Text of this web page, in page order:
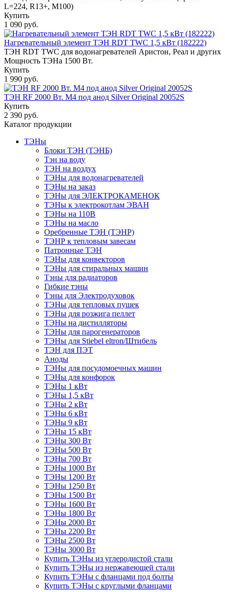
L=224, R13+, M100)
Купить
1 090 руб.
Нагревательный элемент ТЭН RDT TWC 1,5 кВт (182222)
ТЭН RDT TWC для водонагревателей Аристон, Реал и других
Мощность ТЭНа 1500 Вт.
Купить
1 990 руб.
ТЭН RF 2000 Вт. M4 под анод Silver Original 20052S
Купить
2 390 руб.
Каталог продукции
ТЭНы
Блоки ТЭН (ТЭНБ)
Тэн на воду
ТЭН на воздух
ТЭНы для водонагревателей
ТЭНы на заказ
ТЭНы для ЭЛЕКТРОКАМЕНОК
ТЭНы к электрокотлам ЭВАН
ТЭНы на 110В
ТЭНы на масло
Оребренные ТЭН (ТЭНР)
ТЭНР к тепловым завесам
Патронные ТЭН
ТЭНы для конвекторов
ТЭНы для стиральных машин
Тэны для радиаторов
Гибкие тэны
Тэны для Электродуховок
ТЭНы для тепловых пушек
ТЭНы для розжига пеллет
ТЭНы на дистилляторы
ТЭНы для парогенераторов
ТЭНы для Stiebel eltron/Штибель
ТЭН для ПЭТ
Аноды
ТЭНы для посудомоечных машин
ТЭНы для конфорок
ТЭНы 1 кВт
ТЭНы 1,5 кВт
ТЭНы 2 кВт
ТЭНы 6 кВт
ТЭНы 9 кВт
ТЭНы 15 кВт
ТЭНы 300 Вт
ТЭНы 500 Вт
ТЭНы 700 Вт
ТЭНы 1000 Вт
ТЭНы 1200 Вт
ТЭНы 1250 Вт
ТЭНы 1500 Вт
ТЭНы 1600 Вт
ТЭНы 1800 Вт
ТЭНы 2000 Вт
ТЭНы 2200 Вт
ТЭНы 2500 Вт
ТЭНы 3000 Вт
Купить ТЭНы из углеродистой стали
Купить ТЭНы из нержавеющей стали
Купить ТЭНы с фланцами под болты
Купить ТЭНы с круглыми фланцами